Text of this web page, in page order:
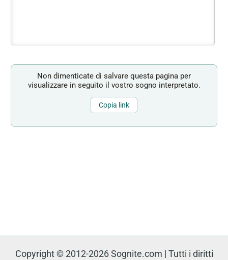
Non dimenticate di salvare questa pagina per
visualizzare in seguito il vostro sogno interpretato.
Copia link
Copyright © 2012-2026 Sognite.com | Tutti i diritti